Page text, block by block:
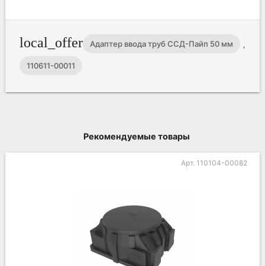
local_offer Адаптер ввода труб ССД-Пайп 50 мм ,
110611-00011
Рекомендуемые товары
Арт. 110104-00082